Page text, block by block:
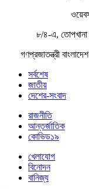
৮/৪-এ, তোপখানা
গণপ্রজাতন্ত্রী
সর্বশেষ
জাতীয়
দেশের-সংবাদ
রাজনীতি
আন্তর্জাতিক
কোভিড১৯
খেলাযোগ
বিনোদন
বানিজ্য